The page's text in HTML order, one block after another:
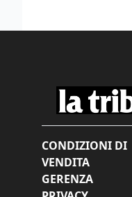
CONDIZIONI DI
VENDITA
GERENZA